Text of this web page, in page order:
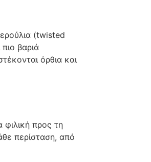
(twisted
βαριά
όρθια και
φιλική προς τη
περίσταση, από